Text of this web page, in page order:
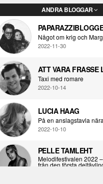
ANDRA BLOGGAR
Något om krig och
2022-11-30
ATT VARA FRASSE
Taxi med romare
2022-10-14
LUCIA HAAG
På en anslagstavla
2022-10-10
PELLE TAMLEHT
Melodifestivalen 2022
från den första